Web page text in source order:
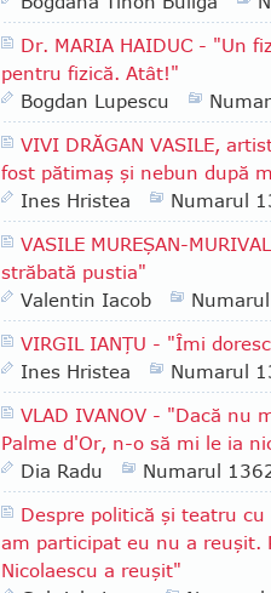
Dr. MARIA HAIDUC - "Un
pentru fizică. Atât!"
Bogdan Lupescu
VIVI DRĂGAN VASILE,
fost pătimaş şi nebun după
Ines Hristea
Numarul
VASILE MUREŞAN-
străbată pustia"
Valentin Iacob
VIRGIL IANŢU - "Îmi
Ines Hristea
Numarul
VLAD IVANOV - "Dacă nu
Palme d'Or, n-o să mi le ia
Dia Radu
Numarul
Despre politică şi teatru cu
am participat eu nu a reuşit.
Nicolaescu a reuşit"